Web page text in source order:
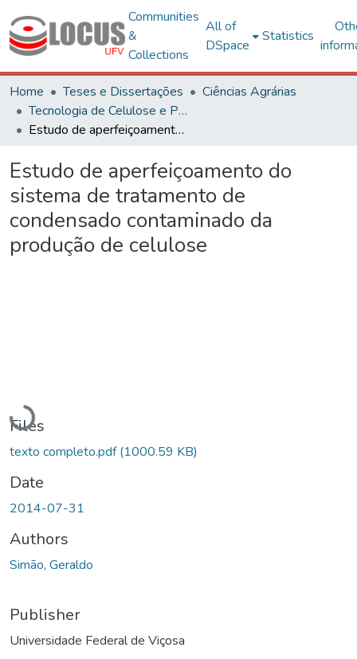
Communities
&
Collections
All of
DSpace
Statistics
Home Teses e Dissertações
Ciências Agrárias
Tecnologia de Celulose e Papel
Estudo de aperfeiçoamento do sistema de tratamento de condensado contaminado da produção de celulose
Estudo de aperfeiçoamento do
sistema de tratamento de
condensado contaminado da
produção de celulose
Loading...
Files
texto completo.pdf(1000.59 KB)
Date
2014-07-31
Authors
Simão, Geraldo
Publisher
Universidade Federal de Viçosa